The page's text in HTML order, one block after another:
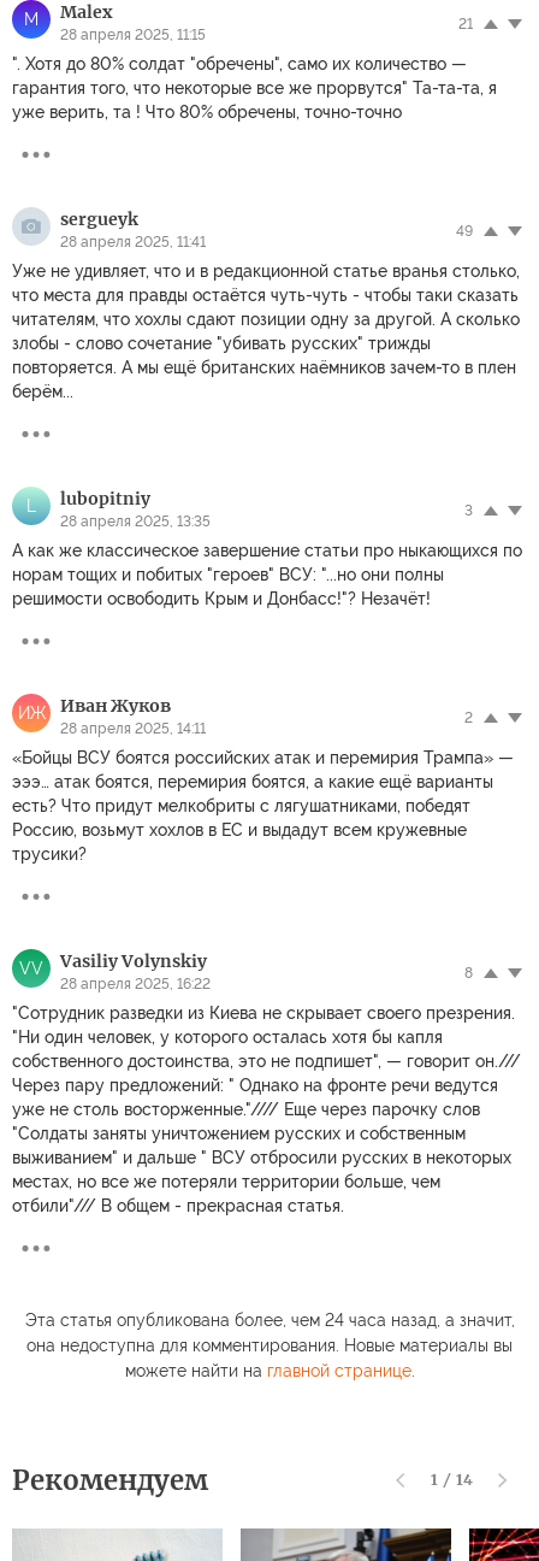
M Malex
28 апреля 2025, 11:15
21
". Хотя до 80% солдат "обречены", само их количество —
гарантия того, что некоторые все же прорвутся" Та-та-та, я
уже верить, та ! Что 80% обречены, точно-точно
sergueyk
28 апреля 2025, 11:41
49
Уже не удивляет, что и в редакционной статье вранья столько,
что места для правды остаётся чуть-чуть - чтобы таки сказать
читателям, что хохлы сдают позиции одну за другой. А сколько
злобы - слово сочетание "убивать русских" трижды
повторяется. А мы ещё британских наёмников зачем-то в плен
берём...
L lubopitniy
28 апреля 2025, 13:35
3
А как же классическое завершение статьи про ныкающихся по
норам тощих и побитых "героев" ВСУ: "...но они полны
решимости освободить Крым и Донбасс!"? Незачёт!
ИЖ Иван Жуков
28 апреля 2025, 14:11
2
«Бойцы ВСУ боятся российских атак и перемирия Трампа» —
эээ… атак боятся, перемирия боятся, а какие ещё варианты
есть? Что придут мелкобриты с лягушатниками, победят
Россию, возьмут хохлов в ЕС и выдадут всем кружевные
трусики?
VV Vasiliy Volynskiy
28 апреля 2025, 16:22
8
"Сотрудник разведки из Киева не скрывает своего презрения.
"Ни один человек, у которого осталась хотя бы капля
собственного достоинства, это не подпишет", — говорит он.///
Через пару предложений: " Однако на фронте речи ведутся
уже не столь восторженные."//// Еще через парочку слов
"Солдаты заняты уничтожением русских и собственным
выживанием" и дальше " ВСУ отбросили русских в некоторых
местах, но все же потеряли территории больше, чем
отбили"/// В общем - прекрасная статья.
Эта статья опубликована более, чем 24 часа назад, а значит,
она недоступна для комментирования. Новые материалы вы
можете найти на главной странице.
Рекомендуем 1 / 14